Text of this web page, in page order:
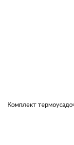
Комплект